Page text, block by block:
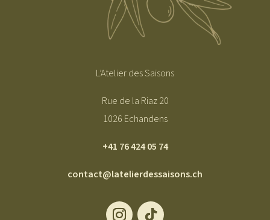
L’Atelier des Saisons
Rue de la Riaz 20
1026 Echandens
+41 76 424 05 74
contact@latelierdessaisons.ch